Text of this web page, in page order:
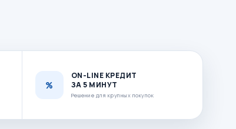
ON-LINE КРЕДИТ
ЗА 5 МИНУТ
Решение для крупных покупок